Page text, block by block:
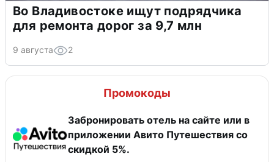
Во Владивостоке ищут подрядчика
для ремонта дорог за 9,7 млн
9 августа 2
Промокоды
Забронировать отель на сайте или в
приложении Авито Путешествия со
скидкой 5%.